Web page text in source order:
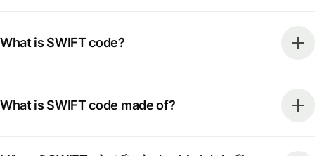
What is SWIFT code?
What is SWIFT code made of?